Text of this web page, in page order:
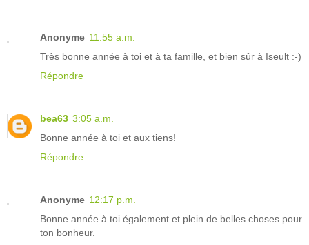
Anonyme 11:55 a.m.
Très bonne année à toi et à ta famille, et bien sûr à Iseult :-)
Répondre
bea63 3:05 a.m.
Bonne année à toi et aux tiens!
Répondre
Anonyme 12:17 p.m.
Bonne année à toi également et plein de belles choses pour
ton bonheur.